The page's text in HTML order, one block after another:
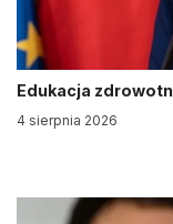
Edukacja
4 sierpnia 2026